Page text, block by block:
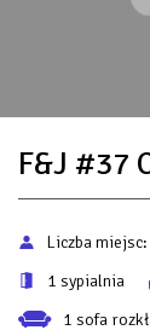
F&J #37
Liczba miejsc:
1 sypialnia
1 sofa